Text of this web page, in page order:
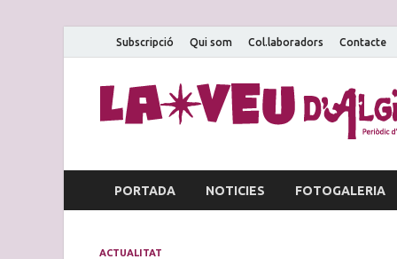
Subscripció Qui som Col.laboradors Contacte
PORTADA NOTICIES FOTOGALERIA
ACTUALITAT